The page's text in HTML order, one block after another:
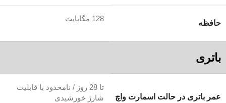
حافظه
128 مگابایت
باتری
عمر باتری در حالت اسمارت واچ
تا 28 روز / نامحدود با قابلیت
شارژ خورشیدی